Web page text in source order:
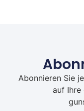
Abonnieren Sie
auf Ihre